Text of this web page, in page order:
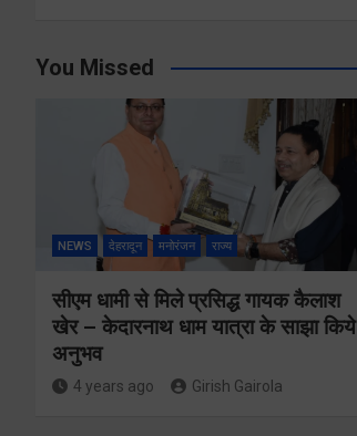
You Missed
NEWS देहरादून मनोरंजन राज्य
सीएम धामी से मिले प्रसिद्ध गायक कैलाश
खेर – केदारनाथ धाम यात्रा के साझा किये
अनुभव
4 years ago Girish Gairola